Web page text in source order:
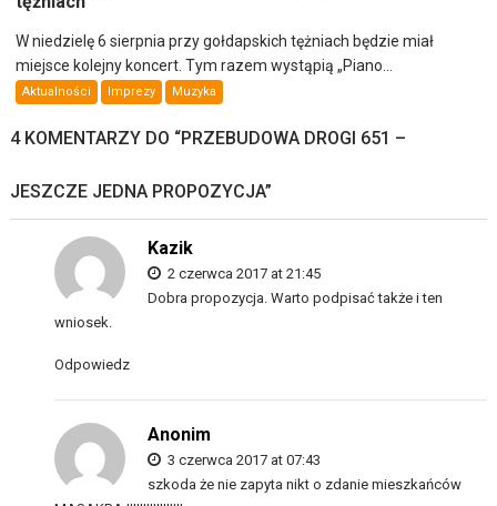
W niedzielę 6 sierpnia przy gołdapskich tężniach będzie miał
miejsce kolejny koncert. Tym razem wystąpią „Piano...
Aktualności Imprezy Muzyka
4 KOMENTARZY DO “PRZEBUDOWA DROGI 651 –
JESZCZE JEDNA PROPOZYCJA”
Kazik
2 czerwca 2017 at 21:45
Dobra propozycja. Warto podpisać także i ten
wniosek.
Odpowiedz
Anonim
3 czerwca 2017 at 07:43
szkoda że nie zapyta nikt o zdanie mieszkańców